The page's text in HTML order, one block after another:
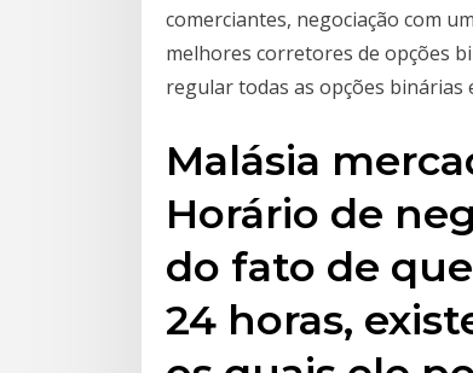
comerciantes, negociação com
melhores corretores de opções
regular todas as opções binárias
Malásia
Horário de
do fato de
24 horas,